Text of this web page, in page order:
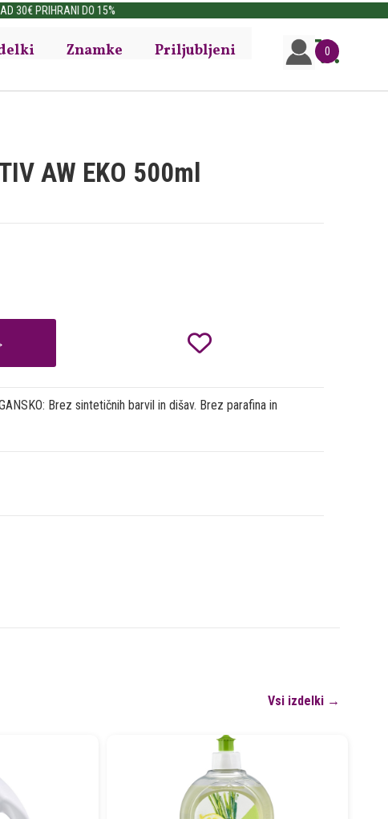
15%
Znamke Priljubljeni 0
AW EKO 500ml

Brez sintetičnih barvil in dišav. Brez parafina in
Vsi izdelki →